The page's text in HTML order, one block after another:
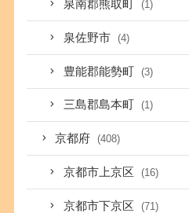
泉南郡熊取町 (1)
泉佐野市 (4)
豊能郡能勢町 (3)
三島郡島本町 (1)
京都府 (408)
京都市上京区 (16)
京都市下京区 (71)